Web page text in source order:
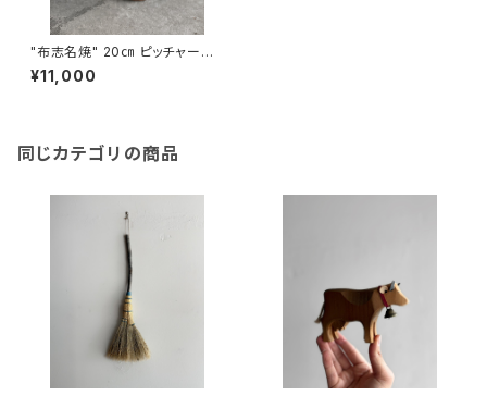
"布志名焼" 20㎝ ピッチャー
(島根)
¥11,000
同じカテゴリの商品